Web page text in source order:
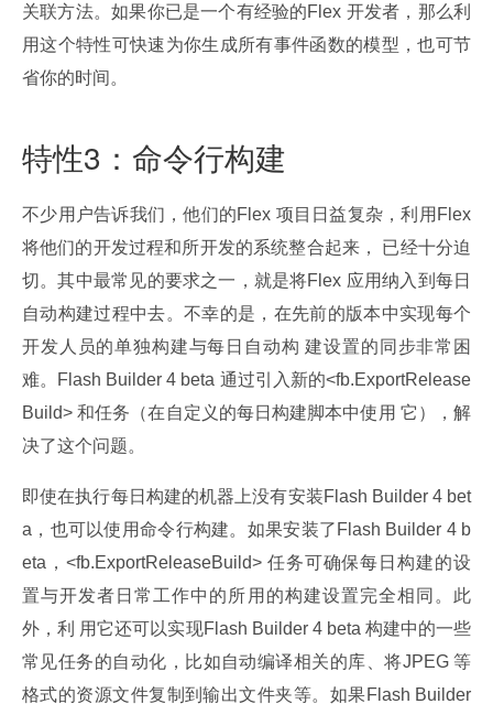
关联方法。如果你已是一个有经验的Flex 开发者，那么利
用这个特性可快速为你生成所有事件函数的模型，也可节
省你的时间。
特性3：命令行构建
不少用户告诉我们，他们的Flex 项目日益复杂，利用Flex
将他们的开发过程和所开发的系统整合起来， 已经十分迫
切。其中最常见的要求之一，就是将Flex 应用纳入到每日
自动构建过程中去。不幸的是，在先前的版本中实现每个
开发人员的单独构建与每日自动构 建设置的同步非常困
难。Flash Builder 4 beta 通过引入新的<fb.ExportRelease
Build> 和任务（在自定义的每日构建脚本中使用 它），解
决了这个问题。
即使在执行每日构建的机器上没有安装Flash Builder 4 bet
a，也可以使用命令行构建。如果安装了Flash Builder 4 b
eta，<fb.ExportReleaseBuild> 任务可确保每日构建的设
置与开发者日常工作中的所用的构建设置完全相同。此
外，利 用它还可以实现Flash Builder 4 beta 构建中的一些
常见任务的自动化，比如自动编译相关的库、将JPEG 等
格式的资源文件复制到输出文件夹等。如果Flash Builder